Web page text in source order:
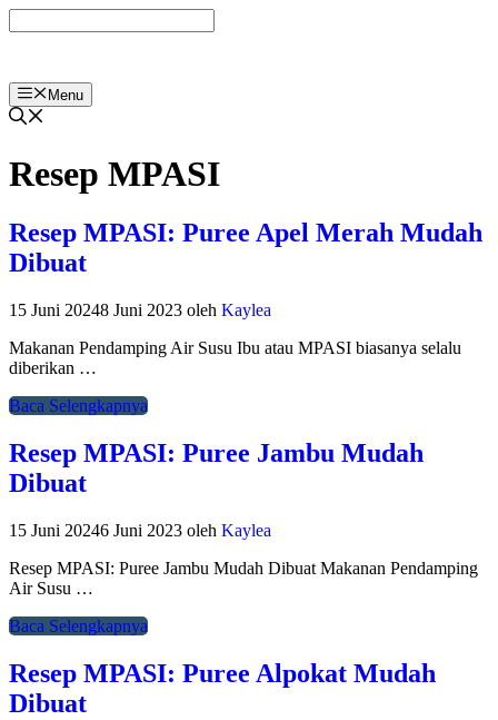
ke
Menu
Resep MPASI
Resep MPASI: Puree Apel Merah Mudah
Dibuat
15 Juni 20248 Juni 2023 oleh Kaylea
Makanan Pendamping Air Susu Ibu atau MPASI biasanya selalu
diberikan …
Baca Selengkapnya
Resep MPASI: Puree Jambu Mudah
Dibuat
15 Juni 20246 Juni 2023 oleh Kaylea
Resep MPASI: Puree Jambu Mudah Dibuat Makanan Pendamping
Air Susu …
Baca Selengkapnya
Resep MPASI: Puree Alpokat Mudah
Dibuat